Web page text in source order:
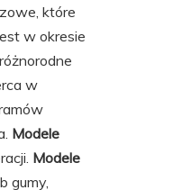
które
w okresie
w
Modele
Modele
gumy,